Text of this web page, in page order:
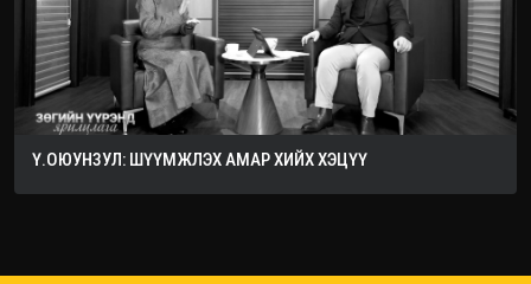
Ү.ОЮУНЗУЛ: ШҮҮМЖЛЭХ АМАР ХИЙХ ХЭЦҮҮ